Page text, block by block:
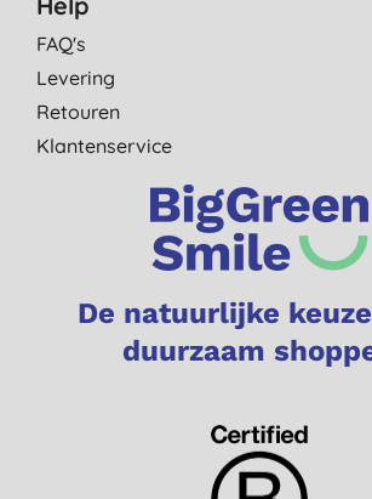
FAQ's
Levering
Retouren
Klantenservice
De natuurlijke
duurzaam